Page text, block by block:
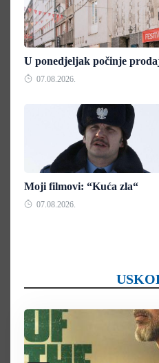
U ponedjeljak počinje
07.08.2026.
Moji filmovi: “Kuća zla“
07.08.2026.